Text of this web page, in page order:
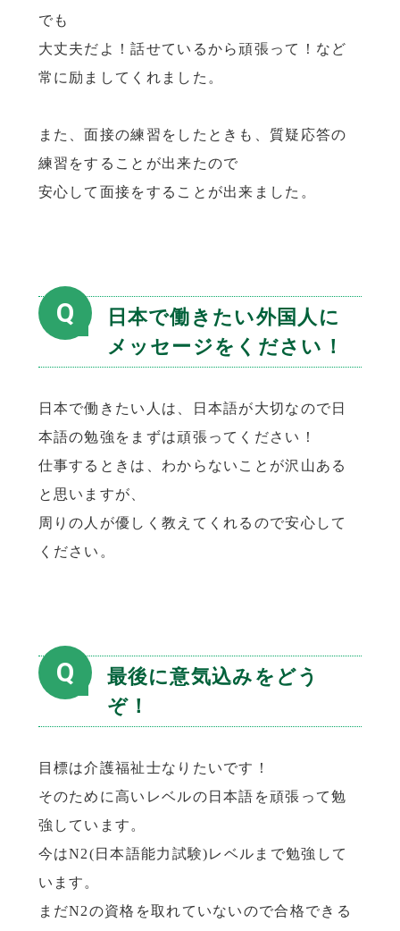
でも
大丈夫だよ！話せているから頑張って！など
常に励ましてくれました。
また、面接の練習をしたときも、質疑応答の
練習をすることが出来たので
安心して面接をすることが出来ました。
Q
日本で働きたい外国人に
メッセージをください！
日本で働きたい人は、日本語が大切なので日
本語の勉強をまずは頑張ってください！
仕事するときは、わからないことが沢山ある
と思いますが、
周りの人が優しく教えてくれるので安心して
ください。
Q
最後に意気込みをどう
ぞ！
目標は介護福祉士なりたいです！
そのために高いレベルの日本語を頑張って勉
強しています。
今はN2(日本語能力試験)レベルまで勉強して
います。
まだN2の資格を取れていないので合格できる